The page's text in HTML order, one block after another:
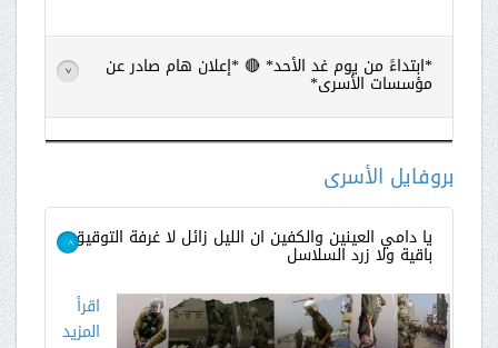
*ابتداءً من يوم غد الأحد* 🔴 *إعلان هام صادر عن
مؤسسات الأسرى* >
اقرأ
بروفايل الأسرى
يا دامي العينين والكفين ان الليل زائل لا غرفة التوقيق
باقية ولا زرد السلاسل >
اقرأ
المزيد